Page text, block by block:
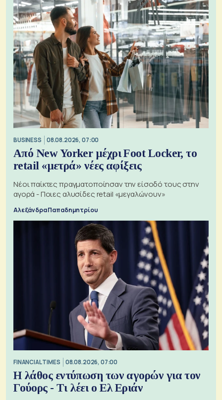
BUSINESS 08.08.2026, 07:00
Από New Yorker μέχρι Foot Locker, το
retail «μετρά» νέες αφίξεις
Νέοι παίκτες πραγματοποίησαν την είσοδό τους στην
αγορά - Ποιες αλυσίδες retail «μεγαλώνουν»
Αλεξάνδρα Παπαδημητρίου
FINANCIAL TIMES 08.08.2026, 07:00
Η λάθος εντύπωση των αγορών για τον
Γούορς - Τι λέει ο Ελ Εριάν